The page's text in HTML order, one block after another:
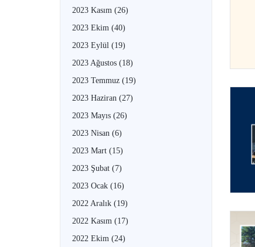
2023 Kasım (26)
2023 Ekim (40)
2023 Eylül (19)
2023 Ağustos (18)
2023 Temmuz (19)
2023 Haziran (27)
2023 Mayıs (26)
2023 Nisan (6)
2023 Mart (15)
2023 Şubat (7)
2023 Ocak (16)
2022 Aralık (19)
2022 Kasım (17)
2022 Ekim (24)